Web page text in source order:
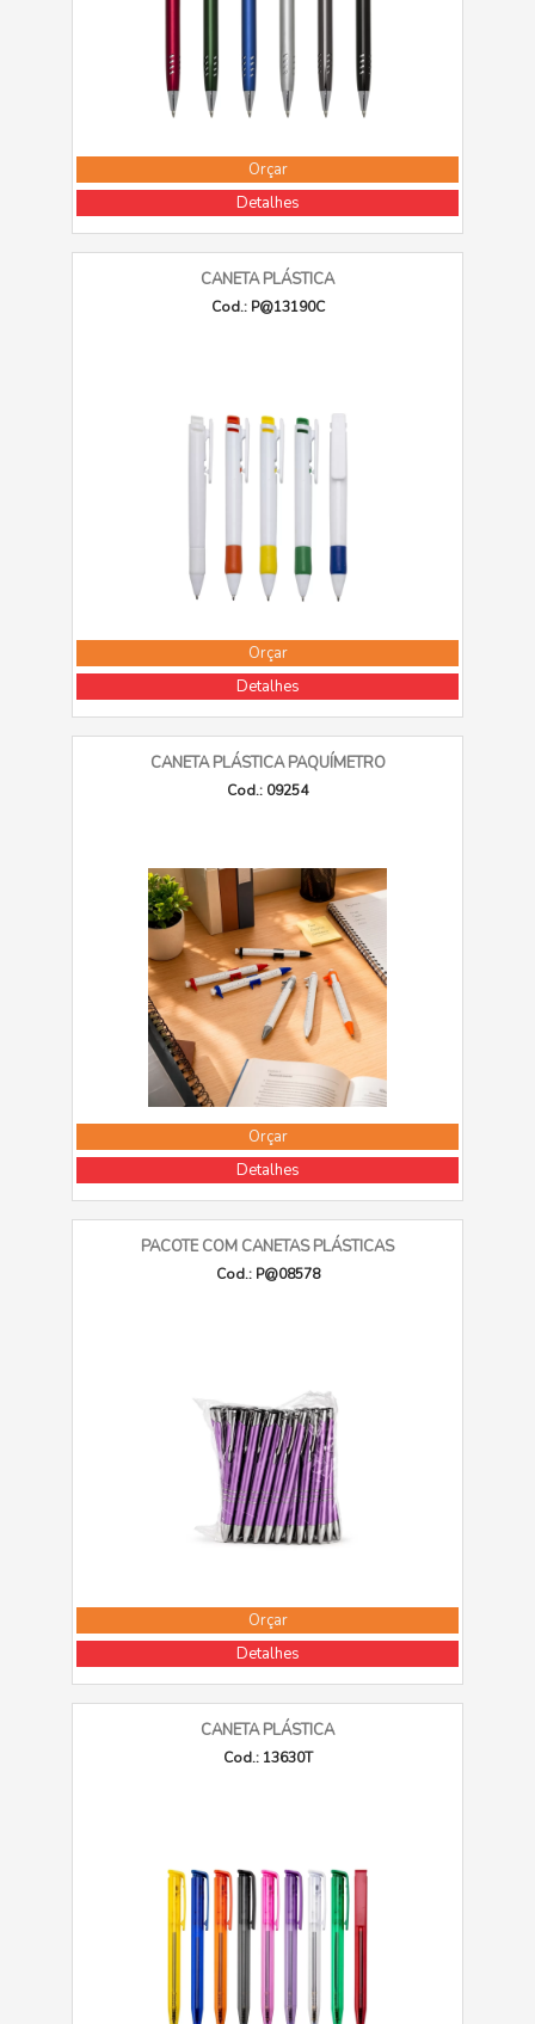
Orçar
Detalhes
CANETA PLÁSTICA
Cod.: P@13190C
Orçar
Detalhes
CANETA PLÁSTICA PAQUÍMETRO
Cod.: 09254
Orçar
Detalhes
PACOTE COM CANETAS PLÁSTICAS
Cod.: P@08578
Orçar
Detalhes
CANETA PLÁSTICA
Cod.: 13630T